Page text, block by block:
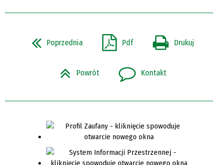
Poprzednia Pdf Drukuj
Powrót Kontakt